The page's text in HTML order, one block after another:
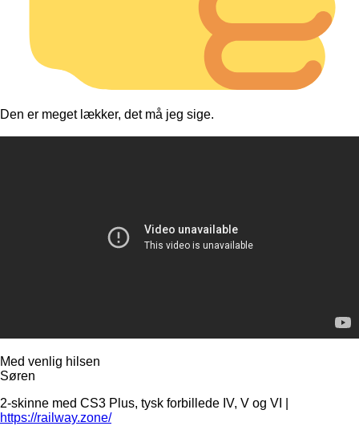
Den er meget lækker, det må jeg sige.
Med venlig hilsen
Søren
2-skinne med CS3 Plus, tysk forbillede IV, V og VI |
https://railway.zone/